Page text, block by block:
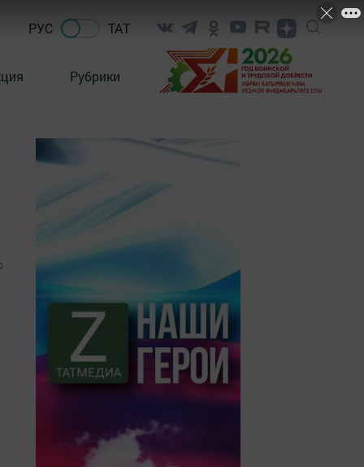
РУС ТАТ
Рубрики